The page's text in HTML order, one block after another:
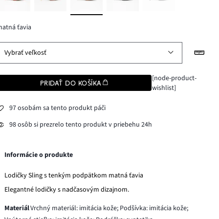
ťavia
Vybrať veľkosť
PRIDAŤ DO KOŠÍKA
[node-product-
wishlist]
97 osobám sa tento produkt páči
98 osôb si prezrelo tento produkt v priebehu 24h
Informácie o produkte
Lodičky Sling s tenkým podpätkom matná ťavia
Elegantné lodičky s nadčasovým dizajnom.
MateriálVrchný materiál: imitácia kože; Podšívka: imitácia kože;